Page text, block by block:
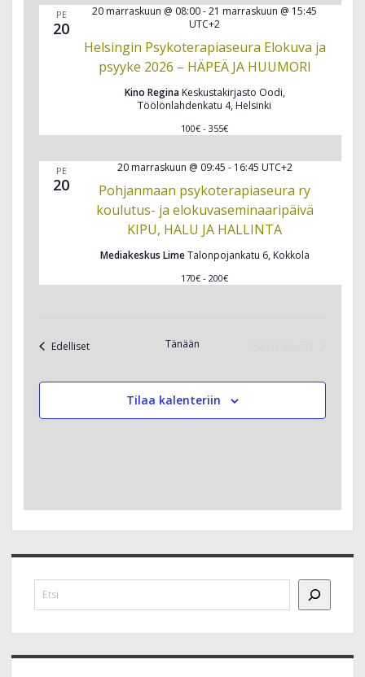
PE
20
Helsingin Psykoterapiaseura Elokuva ja
psyyke 2026 – HÄPEÄ JA HUUMORI
20 marraskuun @ 08:00-21 marraskuun @ 15:45
UTC+2
Kino Regina Keskustakirjasto Oodi,
Töölönlahdenkatu 4, Helsinki
100€ - 355€
PE
20
Pohjanmaan psykoterapiaseura ry
koulutus- ja elokuvaseminaaripäivä
KIPU, HALU JA HALLINTA
20 marraskuun @ 09:45 - 16:45 UTC+2
Mediakeskus LimeTalonpojankatu 6, Kokkola
170€ - 200€
EdellisetTapahtumat Tänään
Tilaa kalenteriin
Sidebar